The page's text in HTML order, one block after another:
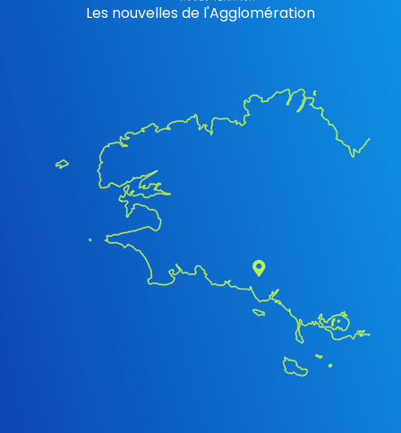
Les nouvelles de l'Agglomération